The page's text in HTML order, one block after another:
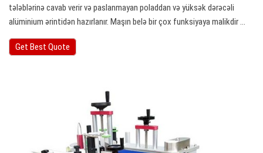
tələblərinə cavab verir və paslanmayan poladdan və yüksək dərəcəli
alüminium ərintidən hazırlanır. Maşın belə bir çox funksiyaya malikdir ...
Get Best Quote